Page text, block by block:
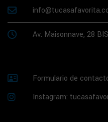
Av. Maisonnave, 28
Formulario de
Instagram: